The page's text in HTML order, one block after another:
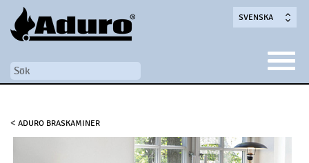
SVENSKA
< ADURO BRASKAMINER